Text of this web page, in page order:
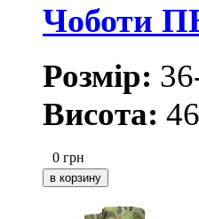
Чоботи
Розмір:
Висота:
0 грн